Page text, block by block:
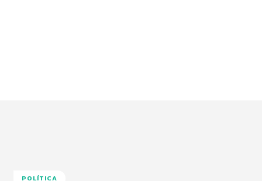
POLÍTICA